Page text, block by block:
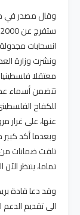
وقال مصدر في
انسحابات
معتقلا
تتضمن أسماء عدد
للكفاح
عنها، على
وبعدما أكد
تلقت ضمانات من
تماما، ينتظر
وقد دعا قادة
الى تقديم